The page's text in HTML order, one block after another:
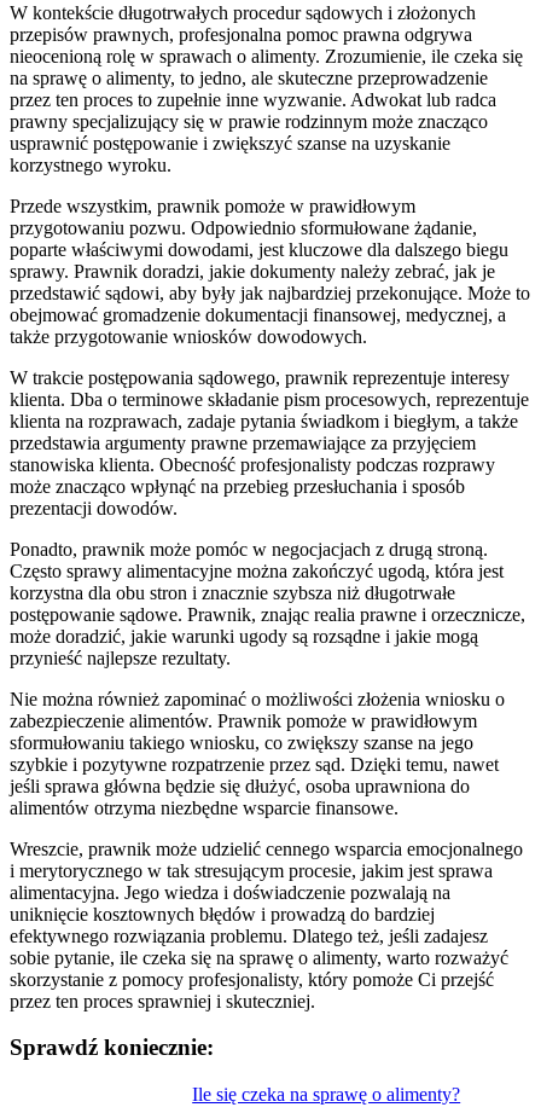
W kontekście długotrwałych procedur sądowych i złożonych
przepisów prawnych, profesjonalna pomoc prawna odgrywa
nieocenioną rolę w sprawach o alimenty. Zrozumienie, ile czeka się
na sprawę o alimenty, to jedno, ale skuteczne przeprowadzenie
przez ten proces to zupełnie inne wyzwanie. Adwokat lub radca
prawny specjalizujący się w prawie rodzinnym może znacząco
usprawnić postępowanie i zwiększyć szanse na uzyskanie
korzystnego wyroku.
Przede wszystkim, prawnik pomoże w prawidłowym
przygotowaniu pozwu. Odpowiednio sformułowane żądanie,
poparte właściwymi dowodami, jest kluczowe dla dalszego biegu
sprawy. Prawnik doradzi, jakie dokumenty należy zebrać, jak je
przedstawić sądowi, aby były jak najbardziej przekonujące. Może to
obejmować gromadzenie dokumentacji finansowej, medycznej, a
także przygotowanie wniosków dowodowych.
W trakcie postępowania sądowego, prawnik reprezentuje interesy
klienta. Dba o terminowe składanie pism procesowych, reprezentuje
klienta na rozprawach, zadaje pytania świadkom i biegłym, a także
przedstawia argumenty prawne przemawiające za przyjęciem
stanowiska klienta. Obecność profesjonalisty podczas rozprawy
może znacząco wpłynąć na przebieg przesłuchania i sposób
prezentacji dowodów.
Ponadto, prawnik może pomóc w negocjacjach z drugą stroną.
Często sprawy alimentacyjne można zakończyć ugodą, która jest
korzystna dla obu stron i znacznie szybsza niż długotrwałe
postępowanie sądowe. Prawnik, znając realia prawne i orzecznicze,
może doradzić, jakie warunki ugody są rozsądne i jakie mogą
przynieść najlepsze rezultaty.
Nie można również zapominać o możliwości złożenia wniosku o
zabezpieczenie alimentów. Prawnik pomoże w prawidłowym
sformułowaniu takiego wniosku, co zwiększy szanse na jego
szybkie i pozytywne rozpatrzenie przez sąd. Dzięki temu, nawet
jeśli sprawa główna będzie się dłużyć, osoba uprawniona do
alimentów otrzyma niezbędne wsparcie finansowe.
Wreszcie, prawnik może udzielić cennego wsparcia emocjonalnego
i merytorycznego w tak stresującym procesie, jakim jest sprawa
alimentacyjna. Jego wiedza i doświadczenie pozwalają na
uniknięcie kosztownych błędów i prowadzą do bardziej
efektywnego rozwiązania problemu. Dlatego też, jeśli zadajesz
sobie pytanie, ile czeka się na sprawę o alimenty, warto rozważyć
skorzystanie z pomocy profesjonalisty, który pomoże Ci przejść
przez ten proces sprawniej i skuteczniej.
Sprawdź koniecznie:
Ile się czeka na sprawę o alimenty?